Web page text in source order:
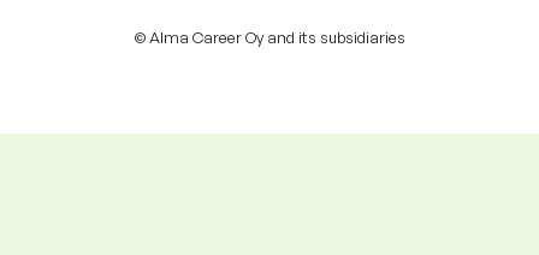
© Alma Career Oy and its subsidiaries